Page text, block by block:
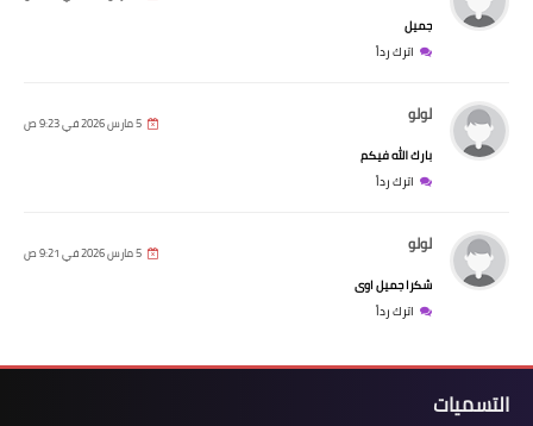
جميل
اترك رداً
لولو 5 مارس 2026 في 9:23 ص
بارك الله فيكم
اترك رداً
لولو 5 مارس 2026 في 9:21 ص
شكرا جميل اوى
اترك رداً
التسميات